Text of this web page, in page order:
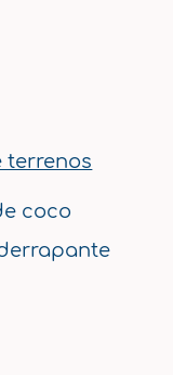
terrenos
coco